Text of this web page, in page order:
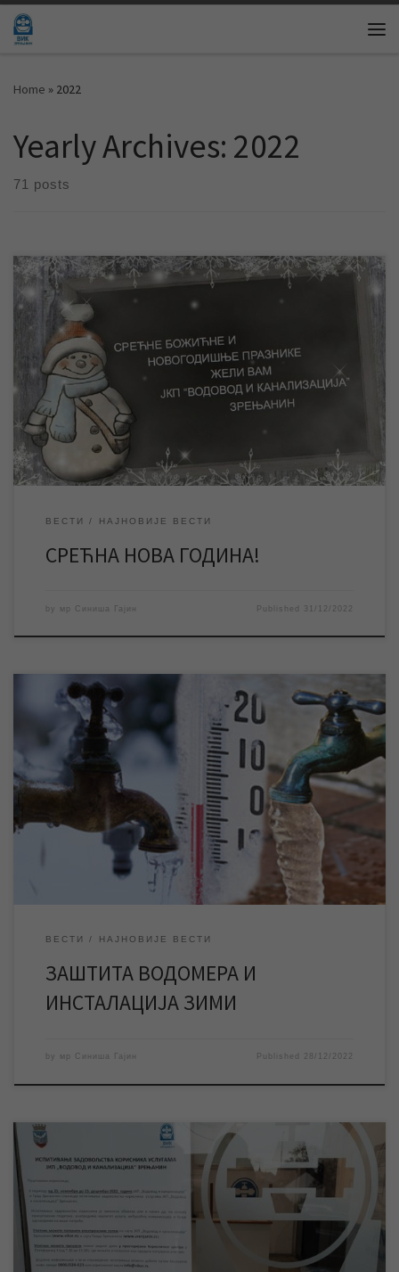
Skip to content
Home » 2022
Yearly Archives: 2022
71 posts
СРЕЋНА НОВА ГОДИНА!!! Служба информисања и пословних
комуникација ЈКП „Водовод и канализација“ Зрењанин
ВЕСТИ НАЈНОВИЈЕ ВЕСТИ
СРЕЋНА НОВА ГОДИНА!
by мр Синиша Гајин Published 31/12/2022
У зимском периоду адекватна топлотна заштита водомера и
унутрашњих инсталација је једини сигуран начин да се изгбегну
хаварије у објектима, трошкови за њихову санацију и прекид
водоснабдевања. Ниске температуре могу проузроковати
смрзавања и озбиљна оштећења водомера и унутрашњих
водоводних инсталација у објектима, и из тог разлога
подсећамо кориснике да их […]
ВЕСТИ НАЈНОВИЈЕ ВЕСТИ
ЗАШТИТА ВОДОМЕРА И
ИНСТАЛАЦИЈА ЗИМИ
by мр Синиша Гајин Published 28/12/2022
Успешно је реализовано још једно годишње испитивање
задовољства корисника услугама ЈКП „Водовод и
канализација“ Зрењанин. Захваљујемо се свим корисницима
који су издвојили време, попунили анонимни упитник и
исказали своје мишљење. Успешно је реализовано још једно
испитивање задовољства корисника услугама ЈКП „Водовод и